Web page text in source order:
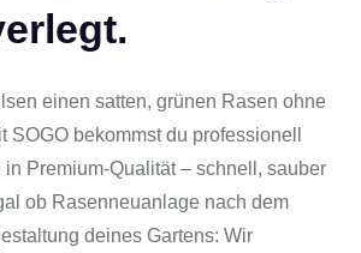
einen satten, grünen Rasen ohne
SOGO bekommst du professionell
Premium-Qualität – schnell, sauber
ob Rasenneuanlage nach dem
deines Gartens: Wir